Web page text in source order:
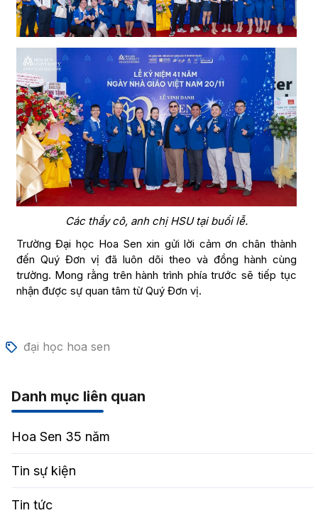
Các thầy cô, anh chị HSU tại buổi lễ.
Trường Đại học Hoa Sen xin gửi lời cảm ơn chân thành
đến Quý Đơn vị đã luôn dõi theo và đồng hành cùng
trường. Mong rằng trên hành trình phía trước sẽ tiếp tục
nhận được sự quan tâm từ Quý Đơn vị.
đại học hoa sen
Danh mục liên quan
Hoa Sen 35 năm
Tin sự kiện
Tin tức